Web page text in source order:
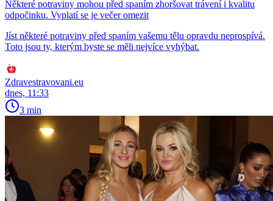
Některé potraviny mohou před spaním zhoršovat trávení i kvalitu
odpočinku. Vyplatí se je večer omezit
Jíst některé potraviny před spaním vašemu tělu opravdu neprospívá.
Toto jsou ty, kterým byste se měli nejvíce vyhýbat.
Zdravestravovani.eu
dnes, 11:33
3 min